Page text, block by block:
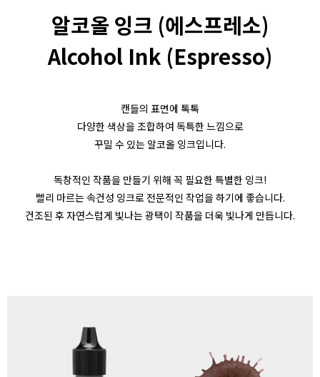
알코올 잉크 (에스프레소)
Alcohol Ink (Espresso)
캔들의 표면에 톡톡
다양한 색상을 조합하여 독특한 느낌으로
꾸밀 수 있는 알코올 잉크입니다.
독창적인 작품을 만들기 위해 꼭 필요한 특별한 잉크!
빨리 마르는 속건성 잉크로 전문적인 작업을 하기에 좋습니다.
건조된 후 자연스럽게 빛나는 광택이 작품을 더욱 빛나게 만듭니다.